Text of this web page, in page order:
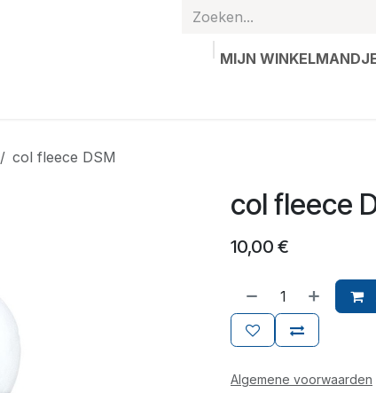
MIJN
col fleece DSM
col fleece
10,00 €
Algemene voorwaarden